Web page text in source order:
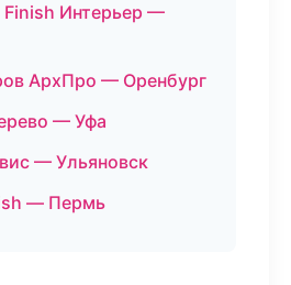
Интерьер —
АрхПро — Оренбург
— Уфа
— Ульяновск
— Пермь